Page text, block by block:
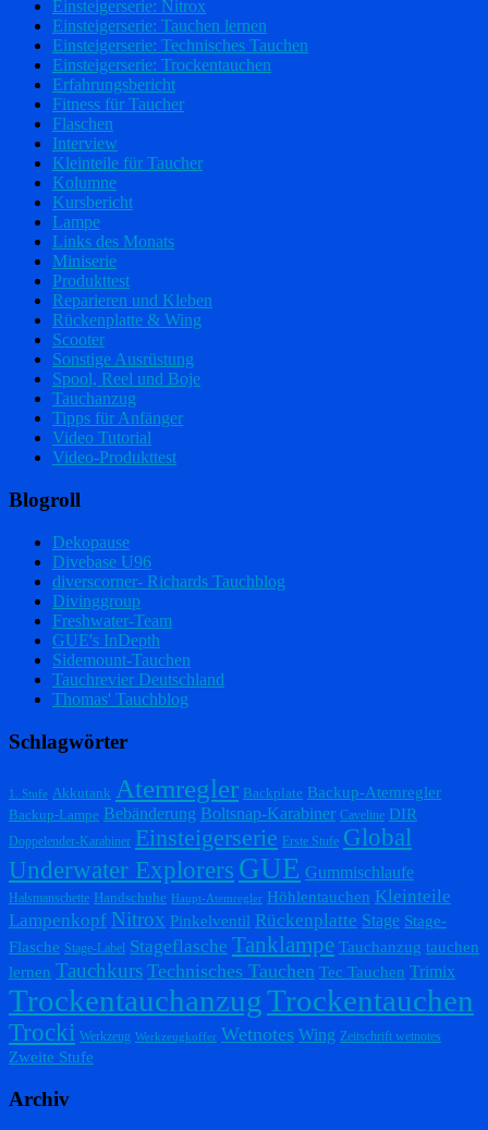
Einsteigerserie: Nitrox
Einsteigerserie: Tauchen lernen
Einsteigerserie: Technisches Tauchen
Einsteigerserie: Trockentauchen
Erfahrungsbericht
Fitness für Taucher
Flaschen
Interview
Kleinteile für Taucher
Kolumne
Kursbericht
Lampe
Links des Monats
Miniserie
Produkttest
Reparieren und Kleben
Rückenplatte & Wing
Scooter
Sonstige Ausrüstung
Spool, Reel und Boje
Tauchanzug
Tipps für Anfänger
Video Tutorial
Video-Produkttest
Blogroll
Dekopause
Divebase U96
diverscorner- Richards Tauchblog
Divinggroup
Freshwater-Team
GUE's InDepth
Sidemount-Tauchen
Tauchrevier Deutschland
Thomas' Tauchblog
Schlagwörter
1. Stufe Akkutank Atemregler Backplate Backup-Atemregler
Backup-Lampe Bebänderung Boltsnap-Karabiner Caveline DIR
Doppelender-Karabiner Einsteigerserie Erste Stufe Global
Underwater Explorers GUE Gummischlaufe
Halsmanschette Handschuhe Haupt-Atemregler Höhlentauchen Kleinteile
Lampenkopf Nitrox Pinkelventil Rückenplatte Stage Stage-
Flasche Stage-Label Stageflasche Tanklampe Tauchanzug tauchen
lernen Tauchkurs Technisches Tauchen Tec Tauchen Trimix
TrockentauchanzugTrockentauchen
Trocki Werkzeug Werkzeugkoffer Wetnotes Wing Zeitschrift wetnotes
Zweite Stufe
Archiv